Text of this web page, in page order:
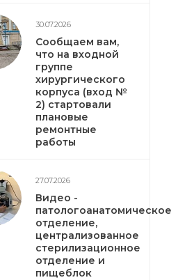
30.07.2026
Сообщаем вам,
что на входной
группе
хирургического
корпуса (вход №
2) стартовали
плановые
ремонтные
работы
27.07.2026
Видео -
патологоанатомическое
отделение,
централизованное
стерилизационное
отделение и
пищеблок